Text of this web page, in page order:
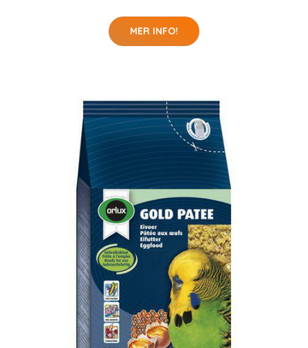
MER INFO!